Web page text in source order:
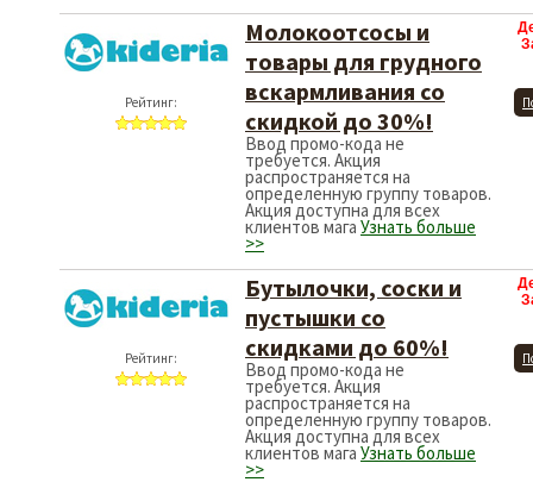
Рейтинг:
Молокоотсосы и
товары для грудного
вскармливания со
скидкой до 30%!
Ввод промо-кода не
требуется. Акция
распространяется на
определенную группу товаров.
Акция доступна для всех
клиентов мага Узнать больше
>>
Рейтинг:
Бутылочки, соски и
пустышки со
скидками до 60%!
Ввод промо-кода не
требуется. Акция
распространяется на
определенную группу товаров.
Акция доступна для всех
клиентов мага Узнать больше
>>